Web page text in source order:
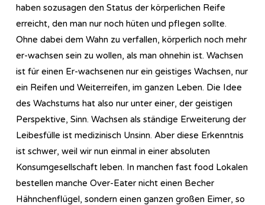
haben sozusagen den Status der körperlichen Reife
erreicht, den man nur noch hüten und pflegen sollte.
Ohne dabei dem Wahn zu verfallen, körperlich noch mehr
er-wachsen sein zu wollen, als man ohnehin ist. Wachsen
ist für einen Er-wachsenen nur ein geistiges Wachsen, nur
ein Reifen und Weiterreifen, im ganzen Leben. Die Idee
des Wachstums hat also nur unter einer, der geistigen
Perspektive, Sinn. Wachsen als ständige Erweiterung der
Leibesfülle ist medizinisch Unsinn. Aber diese Erkenntnis
ist schwer, weil wir nun einmal in einer absoluten
Konsumgesellschaft leben. In manchen fast food Lokalen
bestellen manche Over-Eater nicht einen Becher
Hähnchenflügel, sondern einen ganzen großen Eimer, so